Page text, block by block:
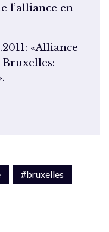
l’alliance en
«Alliance
#bruxelles